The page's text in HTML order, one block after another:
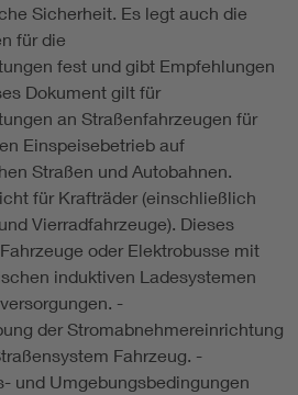
Sicherheit. Es legt auch die
für die
fest und gibt Empfehlungen
Dokument gilt für
an Straßenfahrzeugen für
Einspeisebetrieb auf
Straßen und Autobahnen.
für Krafträder (einschließlich
Vierradfahrzeuge). Dieses
oder Elektrobusse mit
induktiven Ladesystemen
-
der Stromabnehmereinrichtung
Fahrzeug. -
und Umgebungsbedingungen